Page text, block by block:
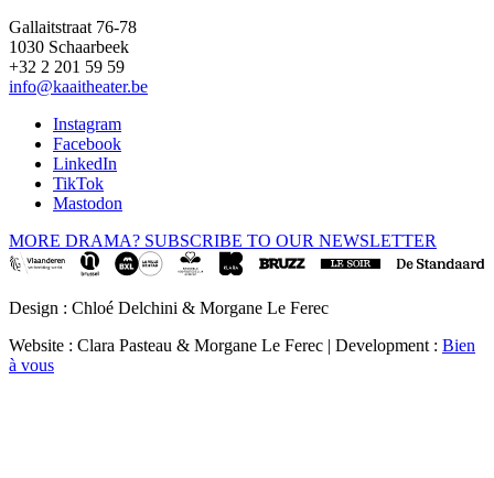
Gallaitstraat 76-78
1030 Schaarbeek
+32 2 201 59 59
info@kaaitheater.be
Instagram
Facebook
LinkedIn
TikTok
Mastodon
MORE DRAMA? SUBSCRIBE TO OUR NEWSLETTER
Design : Chloé Delchini & Morgane Le Ferec
Website : Clara Pasteau & Morgane Le Ferec | Development : Bien
à vous